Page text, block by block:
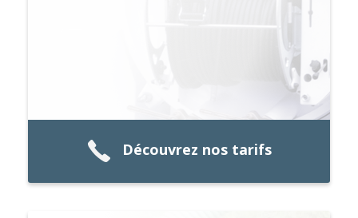
Découvrez nos tarifs